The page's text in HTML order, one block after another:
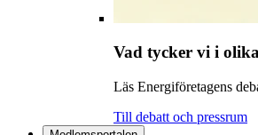
Vad tycker vi i
Läs Energiföretagens
Till debatt och pressrum